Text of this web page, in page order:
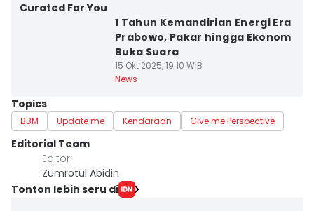
Curated For You
1 Tahun Kemandirian Energi Era
Prabowo, Pakar hingga Ekonom
Buka Suara
15 Okt 2025, 19:10 WIB
News
Topics
BBM Update me Kendaraan Give me Perspective
Editorial Team
Editor
Zumrotul Abidin
Tonton lebih seru di